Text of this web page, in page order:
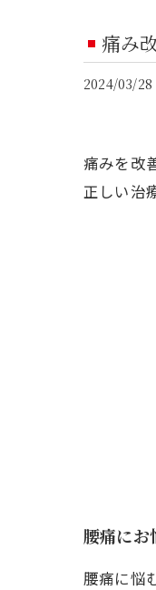
痛み
2024/03/28
痛みを改
正しい治
腰痛にお
腰痛に悩